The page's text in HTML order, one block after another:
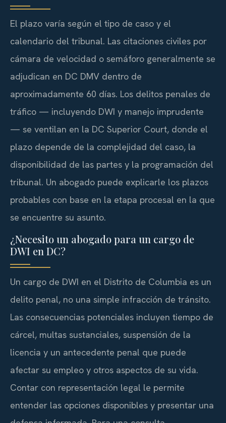
El plazo varía según el tipo de caso y el
calendario del tribunal. Las citaciones civiles por
cámara de velocidad o semáforo generalmente se
adjudican en DC DMV dentro de
aproximadamente 60 días. Los delitos penales de
tráfico — incluyendo DWI y manejo imprudente
— se ventilan en la DC Superior Court, donde el
plazo depende de la complejidad del caso, la
disponibilidad de las partes y la programación del
tribunal. Un abogado puede explicarle los plazos
probables con base en la etapa procesal en la que
se encuentre su asunto.
¿Necesito un abogado para un cargo de
DWI en DC?
Un cargo de DWI en el Distrito de Columbia es un
delito penal, no una simple infracción de tránsito.
Las consecuencias potenciales incluyen tiempo de
cárcel, multas sustanciales, suspensión de la
licencia y un antecedente penal que puede
afectar su empleo y otros aspectos de su vida.
Contar con representación legal le permite
entender las opciones disponibles y presentar una